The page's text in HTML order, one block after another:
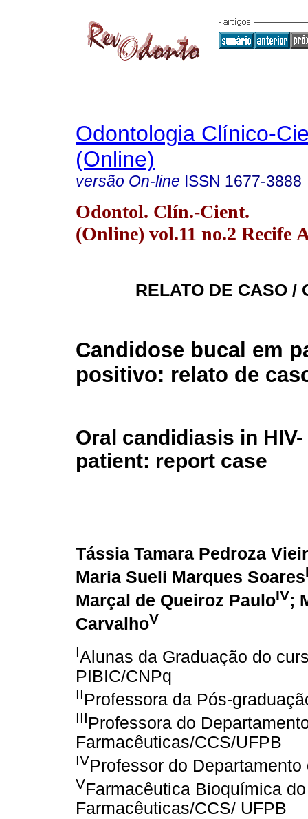
Odontologia Clínico-
(Online)
versão On-line ISSN 1677-3888
Odontol. Clín.-Cient.
(Online) vol.11 no.2 Recife
RELATO DE CASO /
Candidose bucal em
positivo: relato de
Oral candidiasis in
patient: report case
Tássia Tamara Pedroza
Maria Sueli Marques Soares
Marçal de Queiroz PauloIV;
CarvalhoV
IAlunas da Graduação do
PIBIC/CNPq
IIProfessora da Pós-
IIIProfessora do
Farmacêuticas/CCS/UFPB
IVProfessor do
VFarmacêutica Bioquímica
Farmacêuticas/CCS/ UFPB